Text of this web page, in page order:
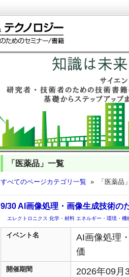
「医薬品」一覧
すべてのページカテゴリ一覧 » 「医薬品
9/30 AI画像処理・画像生成技術の
エレクトロニクス 化学・材料 エネルギー・環境・機
イベント名
AI画像処理
価
開催期間
2026年09月